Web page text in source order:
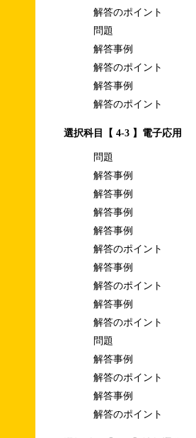
解答のポイント
問題
解答事例
解答のポイント
解答事例
解答のポイント
選択科目【 4-3 】電子応用
問題
解答事例
解答事例
解答事例
解答事例
解答のポイント
解答事例
解答のポイント
解答事例
解答のポイント
問題
解答事例
解答のポイント
解答事例
解答のポイント